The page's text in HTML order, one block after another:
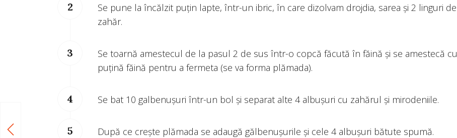
Se pune la încălzit puțin lapte, într-un ibric, în care dizolvam drojdia, sarea și 2 linguri de
zahăr.
Se toarnă amestecul de la pasul 2 de sus într-o copcă făcută în făină și se amestecă cu
puțină făină pentru a fermeta (se va forma plămada).
Se bat 10 galbenușuri într-un bol și separat alte 4 albușuri cu zahărul și mirodeniile.
După ce crește plămada se adaugă gălbenușurile și cele 4 albușuri bătute spumă.